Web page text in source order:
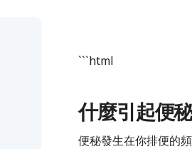
```html
什麼引起便
便秘發生在你排便的